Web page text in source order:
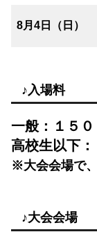
8月4日（日）
♪入場料
一般：１５０
高校生以下
※大会会場で
♪大会会場